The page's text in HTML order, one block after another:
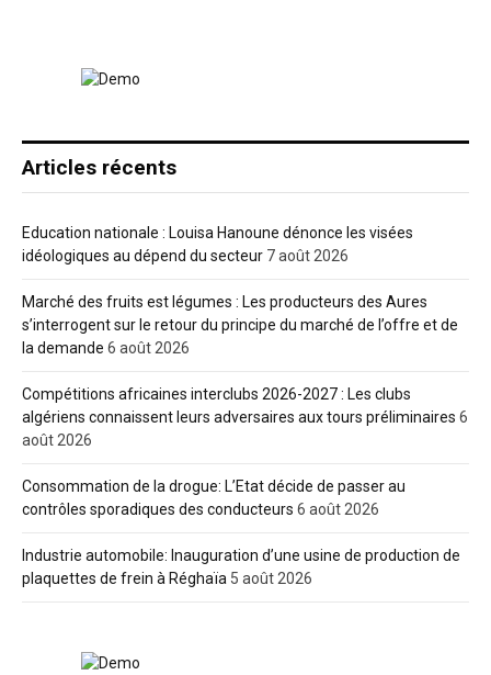
Articles récents
Education nationale : Louisa Hanoune dénonce les visées
idéologiques au dépend du secteur 7 août 2026
Marché des fruits est légumes : Les producteurs des Aures
s’interrogent sur le retour du principe du marché de l’offre et de
la demande 6 août 2026
Compétitions africaines interclubs 2026-2027 : Les clubs
algériens connaissent leurs adversaires aux tours préliminaires 6
août 2026
Consommation de la drogue: L’Etat décide de passer au
contrôles sporadiques des conducteurs 6 août 2026
Industrie automobile: Inauguration d’une usine de production de
plaquettes de frein à Réghaïa 5 août 2026